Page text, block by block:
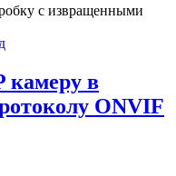
с извращенными
камеру в
ONVIF